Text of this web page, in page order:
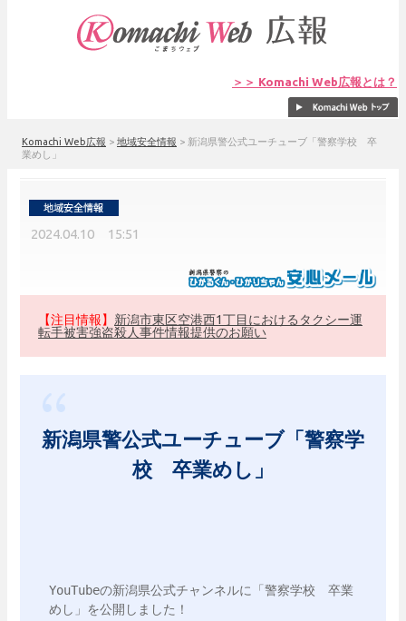
＞＞ Komachi Web広報とは？
Komachi Web広報 > 地域安全情報 > 新潟県警公式ユーチューブ「警察学校 卒
業めし」
2024.04.10 15:51
【注目情報】 新潟市東区空港西1丁目におけるタクシー運
転手被害強盗殺人事件情報提供のお願い
新潟県警公式ユーチューブ「警察学
校 卒業めし」
YouTubeの新潟県公式チャンネルに「警察学校　卒業
めし」を公開しました！